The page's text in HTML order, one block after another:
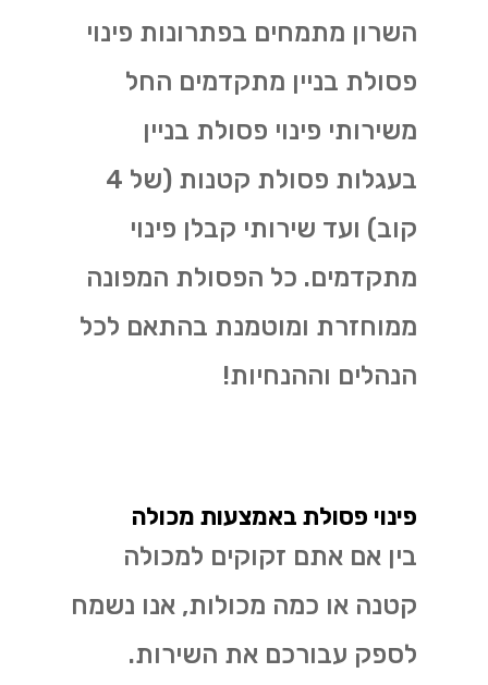
השרון מתמחים בפתרונות פינוי
פסולת בניין מתקדמים החל
משירותי פינוי פסולת בניין
בעגלות פסולת קטנות (של 4
קוב) ועד שירותי קבלן פינוי
מתקדמים. כל הפסולת המפונה
ממוחזרת ומוטמנת בהתאם לכל
הנהלים וההנחיות!
פינוי פסולת באמצעות מכולה
בין אם אתם זקוקים למכולה
קטנה או כמה מכולות, אנו נשמח
לספק עבורכם את השירות.